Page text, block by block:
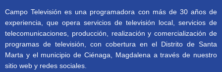
Campo Televisión es una programadora con más de 30 años de
experiencia, que opera servicios de televisión local, servicios de
telecomunicaciones, producción, realización y comercialización de
programas de televisión, con cobertura en el Distrito de Santa
Marta y el municipio de Ciénaga, Magdalena a través de nuestro
sitio web y redes sociales.